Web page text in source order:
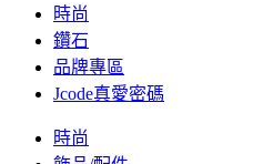
時尚
鑽石
品牌專區
Jcode真愛密碼
時尚